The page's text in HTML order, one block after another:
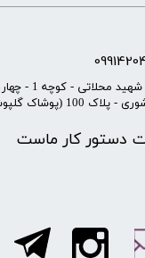
دستور کار ماست
​آدرس فروشگاه: قم -